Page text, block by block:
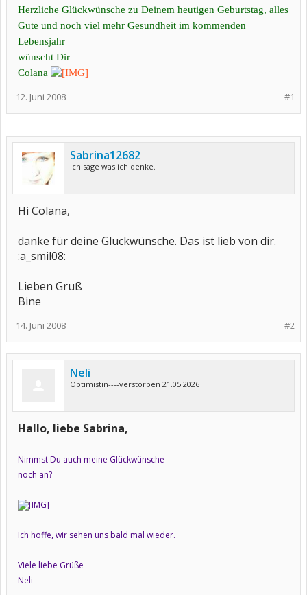
Herzliche Glückwünsche zu Deinem heutigen Geburtstag, alles
Gute und noch viel mehr Gesundheit im kommenden
Lebensjahr
wünscht Dir
Colana
#1
12. Juni 2008
Sabrina12682
Ich sage was ich denke.
Hi Colana,
danke für deine Glückwünsche. Das ist lieb von dir.
:a_smil08:
Lieben Gruß
Bine
#2
14. Juni 2008
Neli
Optimistin----verstorben 21.05.2026
Hallo, liebe Sabrina,
Nimmst Du auch meine Glückwünsche
noch an?
Ich hoffe, wir sehen uns bald mal wieder.
Viele liebe Grüße
Neli